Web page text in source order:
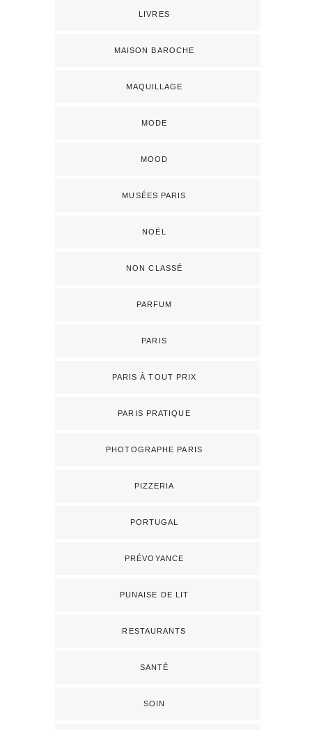
LIVRES
MAISON BAROCHE
MAQUILLAGE
MODE
MOOD
MUSÉES PARIS
NOËL
NON CLASSÉ
PARFUM
PARIS
PARIS À TOUT PRIX
PARIS PRATIQUE
PHOTOGRAPHE PARIS
PIZZERIA
PORTUGAL
PRÉVOYANCE
PUNAISE DE LIT
RESTAURANTS
SANTÉ
SOIN